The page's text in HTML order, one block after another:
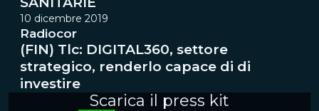
10 dicembre 2019
Radiocor
(FIN) Tlc: DIGITAL360, settore
strategico, renderlo capace di di
investire
Scarica il press kit